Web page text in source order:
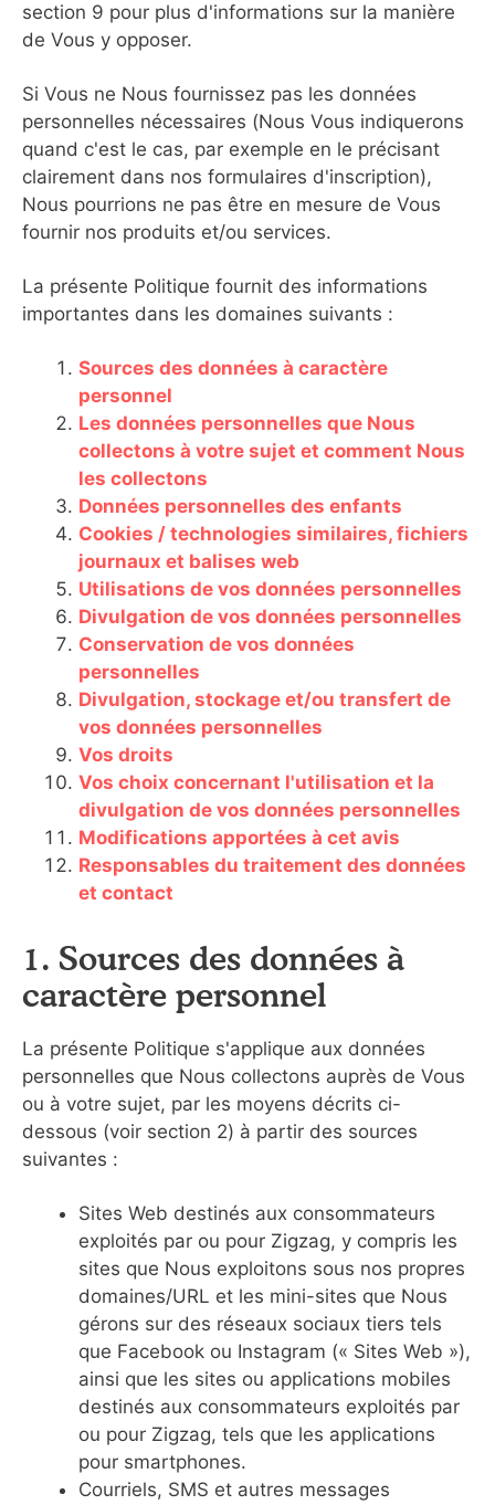
section 9 pour plus d'informations sur la manière
de Vous y opposer.
Si Vous ne Nous fournissez pas les données
personnelles nécessaires (Nous Vous indiquerons
quand c'est le cas, par exemple en le précisant
clairement dans nos formulaires d'inscription),
Nous pourrions ne pas être en mesure de Vous
fournir nos produits et/ou services.
La présente Politique fournit des informations
importantes dans les domaines suivants :
Sources des données à caractère
personnel
Les données personnelles que Nous
collectons à votre sujet et comment Nous
les collectons
Données personnelles des enfants
Cookies / technologies similaires, fichiers
journaux et balises web
Utilisations de vos données personnelles
Divulgation de vos données personnelles
Conservation de vos données
personnelles
Divulgation, stockage et/ou transfert de
vos données personnelles
Vos droits
Vos choix concernant l'utilisation et la
divulgation de vos données personnelles
Modifications apportées à cet avis
Responsables du traitement des données
et contact
1. Sources des données à
caractère personnel
La présente Politique s'applique aux données
personnelles que Nous collectons auprès de Vous
ou à votre sujet, par les moyens décrits ci-
dessous (voir section 2) à partir des sources
suivantes :
Sites Web destinés aux consommateurs
exploités par ou pour Zigzag, y compris les
sites que Nous exploitons sous nos propres
domaines/URL et les mini-sites que Nous
gérons sur des réseaux sociaux tiers tels
que Facebook ou Instagram (« Sites Web »),
ainsi que les sites ou applications mobiles
destinés aux consommateurs exploités par
ou pour Zigzag, tels que les applications
pour smartphones.
Courriels, SMS et autres messages